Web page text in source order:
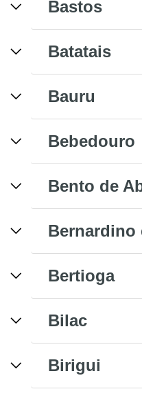
Bastos
Batatais
Bauru
Bebedouro
Bento de
Bernardino
Bertioga
Bilac
Birigui